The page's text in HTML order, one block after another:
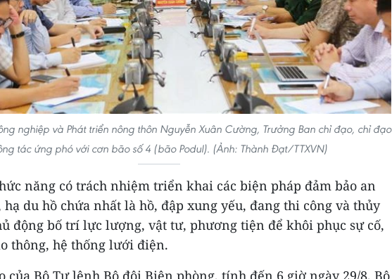
nghiệp và Phát triển nông thôn Nguyễn Xuân Cường, Trưởng Ban chỉ đạo, chỉ đạo
tác ứng phó với cơn bão số 4 (bão Podul). (Ảnh: Thành Đạt/TTXVN)
năng có trách nhiệm triển khai các biện pháp đảm bảo an
hạ du hồ chứa nhất là hồ, đập xung yếu, đang thi công và thủy
động bố trí lực lượng, vật tư, phương tiện để khôi phục sự cố,
thông, hệ thống lưới điện.
của Bộ Tư lệnh Bộ đội Biên phòng, tính đến 6 giờ ngày 29/8, Bộ